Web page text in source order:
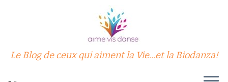
Le Blog de ceux qui aiment la Vie…et la Biodanza!